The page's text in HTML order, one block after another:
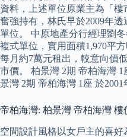
資料，上述單位原業主為「
奮強持有，林氏早於2009年
單位。 中原地產分行經理劉
複式單位，實用面積1,970平
每月約7萬元租出，較意向價
市價。 柏景灣 2期 帝柏海灣
景灣 2期 帝柏海灣 1座 於2001
帝柏海灣: 柏景灣 帝柏海灣 樓
空間設計風格以女戶主的喜